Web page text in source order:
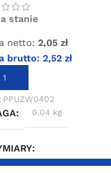
stanie
netto: 2,05 zł
brutto: 2,52 zł
DO KOSZYKA
PPUZW0402
0,04 kg